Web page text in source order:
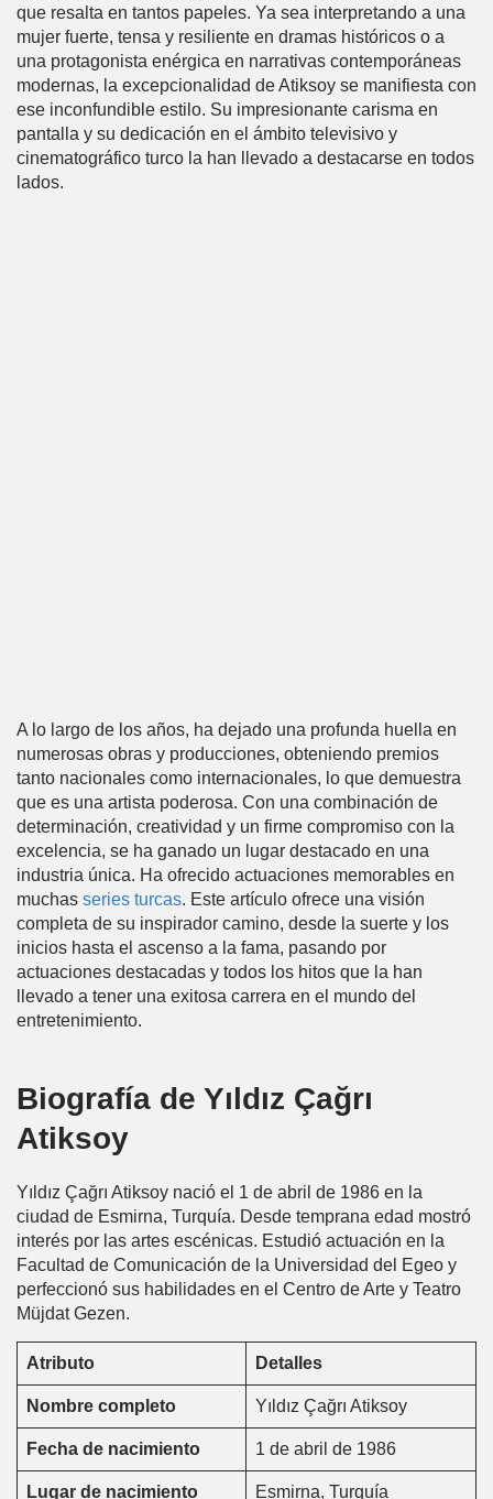
que resalta en tantos papeles. Ya sea interpretando a una
mujer fuerte, tensa y resiliente en dramas históricos o a
una protagonista enérgica en narrativas contemporáneas
modernas, la excepcionalidad de Atiksoy se manifiesta con
ese inconfundible estilo. Su impresionante carisma en
pantalla y su dedicación en el ámbito televisivo y
cinematográfico turco la han llevado a destacarse en todos
lados.
A lo largo de los años, ha dejado una profunda huella en
numerosas obras y producciones, obteniendo premios
tanto nacionales como internacionales, lo que demuestra
que es una artista poderosa. Con una combinación de
determinación, creatividad y un firme compromiso con la
excelencia, se ha ganado un lugar destacado en una
industria única. Ha ofrecido actuaciones memorables en
muchas series turcas. Este artículo ofrece una visión
completa de su inspirador camino, desde la suerte y los
inicios hasta el ascenso a la fama, pasando por
actuaciones destacadas y todos los hitos que la han
llevado a tener una exitosa carrera en el mundo del
entretenimiento.
Biografía de Yıldız Çağrı
Atiksoy
Yıldız Çağrı Atiksoy nació el 1 de abril de 1986 en la
ciudad de Esmirna, Turquía. Desde temprana edad mostró
interés por las artes escénicas. Estudió actuación en la
Facultad de Comunicación de la Universidad del Egeo y
perfeccionó sus habilidades en el Centro de Arte y Teatro
Müjdat Gezen.
Atributo Detalles
Nombre completo Yıldız Çağrı Atiksoy
Fecha de nacimiento 1 de abril de 1986
Lugar de nacimiento Esmirna, Turquía